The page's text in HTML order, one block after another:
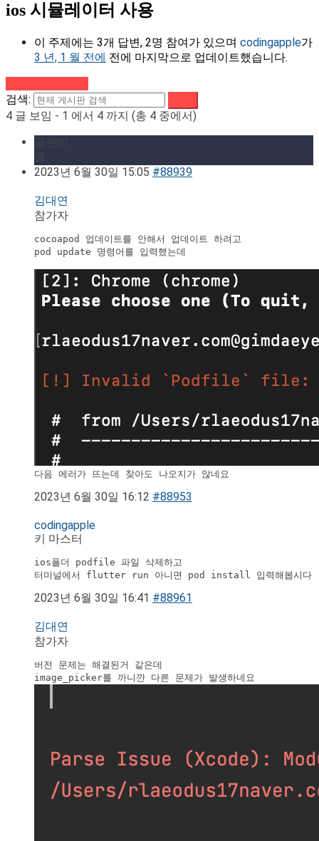
ios 시뮬레이터 사용
이 주제에는 3개 답변, 2명 참여가 있으며 codingapple가
3 년, 1 월 전에 전에 마지막으로 업데이트했습니다.
검색:
4 글 보임 - 1 에서 4 까지 (총 4 중에서)
2023년 6월 30일 15:05 #88939
김대연
참가자
cocoapod 업데이트를 안해서 업데이트 하려고
pod update 명령어를 입력했는데
다음 에러가 뜨는데 찾아도 나오지가 않네요
2023년 6월 30일 16:12 #88953
codingapple
키 마스터
ios폴더 podfile 파일 삭제하고
터미널에서 flutter run 아니면 pod install 입력해봅시다
2023년 6월 30일 16:41 #88961
김대연
참가자
버전 문제는 해결된거 같은데